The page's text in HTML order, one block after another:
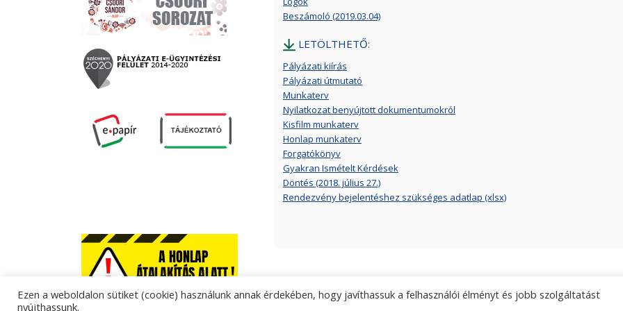
Beszámoló (2019.03.04)
LETÖLTHETŐ:
Pályázati kiírás
Pályázati útmutató
Munkaterv
Nyilatkozat benyújtott dokumentumokról
Kisfilm munkaterv
Honlap munkaterv
Forgatókönyv
Gyakran Ismételt Kérdések
Döntés (2018. július 27.)
Rendezvény bejelentéshez szükséges adatlap (xlsx)
Ezen a weboldalon sütiket (cookie) használunk annak érdekében, hogy javíthassuk a felhasználói élményt és jobb szolgáltatást
nyújthassunk.